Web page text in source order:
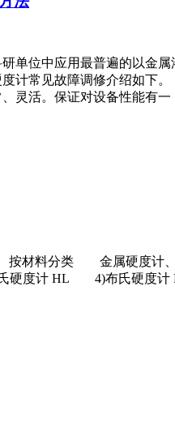
位中应用最普遍的以金属
度计常见故障调修介绍如
灵活。保证对设备性能有一
料分类 金属硬度计、橡
硬度计 HL 4)布氏硬度